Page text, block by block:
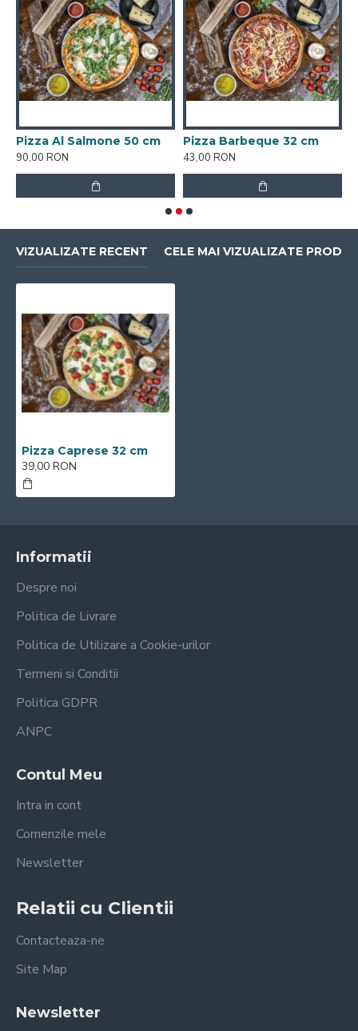
Pizza Al Salmone 50 cm
90,00 RON
Pizza Barbeque 32 cm
43,00 RON
VIZUALIZATE RECENT CELE MAI VIZUALIZATE
Pizza Caprese 32 cm
39,00 RON
Informatii
Despre noi
Politica de Livrare
Politica de Utilizare a Cookie-urilor
Termeni si Conditii
Politica GDPR
ANPC
Contul Meu
Intra in cont
Comenzile mele
Newsletter
Relatii cu Clientii
Contacteaza-ne
Site Map
Newsletter